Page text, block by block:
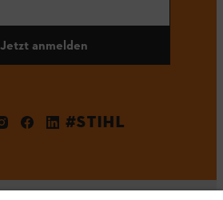
Jetzt anmelden
#STIHL